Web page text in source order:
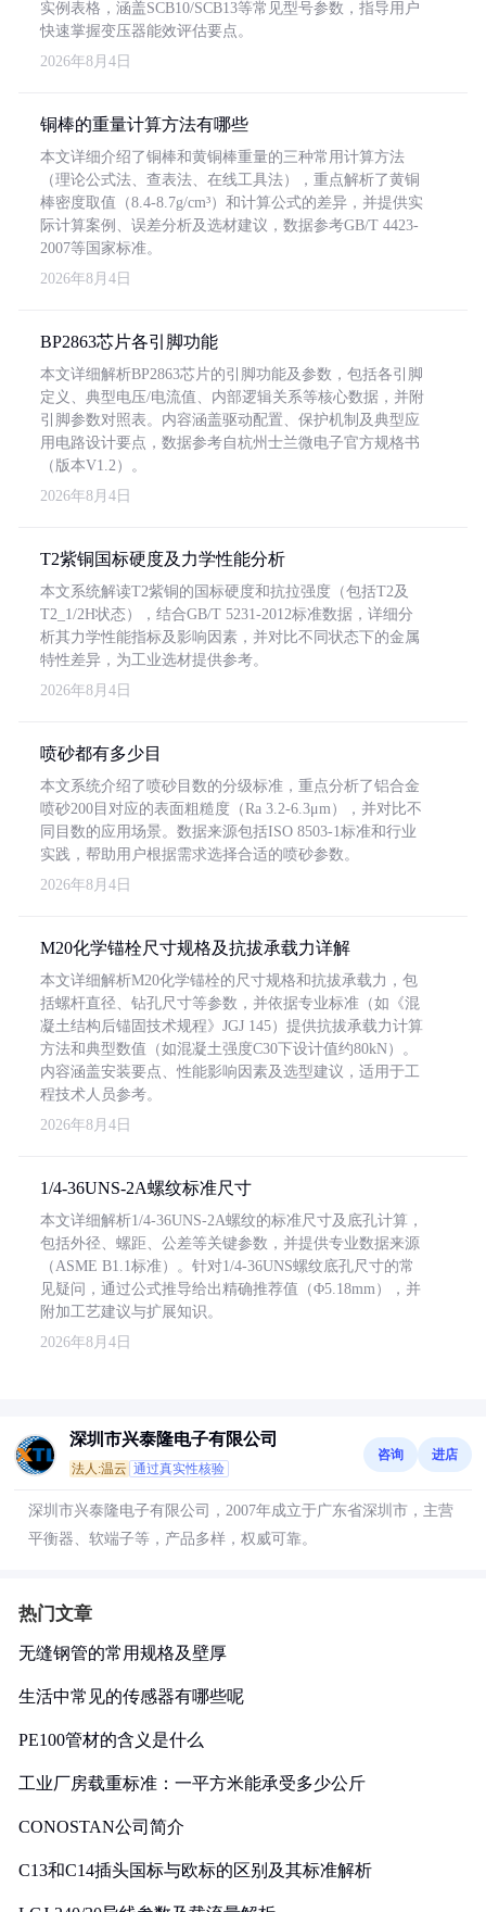
实例表格，涵盖SCB10/SCB13等常见型号参数，指导用户
快速掌握变压器能效评估要点。
2026年8月4日
铜棒的重量计算方法有哪些
本文详细介绍了铜棒和黄铜棒重量的三种常用计算方法
（理论公式法、查表法、在线工具法），重点解析了黄铜
棒密度取值（8.4-8.7g/cm³）和计算公式的差异，并提供实
际计算案例、误差分析及选材建议，数据参考GB/T 4423-
2007等国家标准。
2026年8月4日
BP2863芯片各引脚功能
本文详细解析BP2863芯片的引脚功能及参数，包括各引脚
定义、典型电压/电流值、内部逻辑关系等核心数据，并附
引脚参数对照表。内容涵盖驱动配置、保护机制及典型应
用电路设计要点，数据参考自杭州士兰微电子官方规格书
（版本V1.2）。
2026年8月4日
T2紫铜国标硬度及力学性能分析
本文系统解读T2紫铜的国标硬度和抗拉强度（包括T2及
T2_1/2H状态），结合GB/T 5231-2012标准数据，详细分
析其力学性能指标及影响因素，并对比不同状态下的金属
特性差异，为工业选材提供参考。
2026年8月4日
喷砂都有多少目
本文系统介绍了喷砂目数的分级标准，重点分析了铝合金
喷砂200目对应的表面粗糙度（Ra 3.2-6.3μm），并对比不
同目数的应用场景。数据来源包括ISO 8503-1标准和行业
实践，帮助用户根据需求选择合适的喷砂参数。
2026年8月4日
M20化学锚栓尺寸规格及抗拔承载力详解
本文详细解析M20化学锚栓的尺寸规格和抗拔承载力，包
括螺杆直径、钻孔尺寸等参数，并依据专业标准（如《混
凝土结构后锚固技术规程》JGJ 145）提供抗拔承载力计算
方法和典型数值（如混凝土强度C30下设计值约80kN）。
内容涵盖安装要点、性能影响因素及选型建议，适用于工
程技术人员参考。
2026年8月4日
1/4-36UNS-2A螺纹标准尺寸
本文详细解析1/4-36UNS-2A螺纹的标准尺寸及底孔计算，
包括外径、螺距、公差等关键参数，并提供专业数据来源
（ASME B1.1标准）。针对1/4-36UNS螺纹底孔尺寸的常
见疑问，通过公式推导给出精确推荐值（Φ5.18mm），并
附加工艺建议与扩展知识。
2026年8月4日
深圳市兴泰隆电子有限公司
法人:温云 通过真实性核验
咨询 进店
深圳市兴泰隆电子有限公司，2007年成立于广东省深圳市，主营
平衡器、软端子等，产品多样，权威可靠。
热门文章
无缝钢管的常用规格及壁厚
生活中常见的传感器有哪些呢
PE100管材的含义是什么
工业厂房载重标准：一平方米能承受多少公斤
CONOSTAN公司简介
C13和C14插头国标与欧标的区别及其标准解析